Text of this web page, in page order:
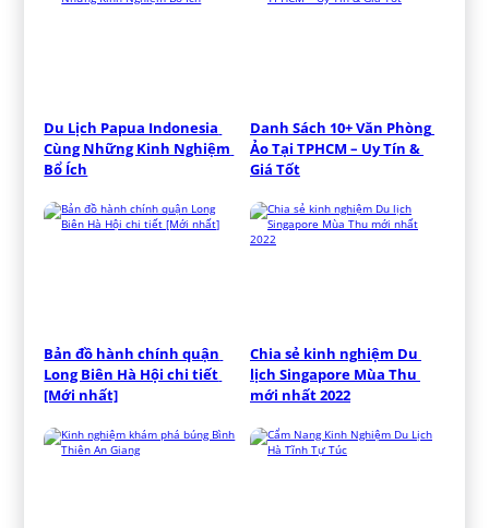
Du Lịch Papua Indonesia
Cùng Những Kinh Nghiệm
Bổ Ích
Danh Sách 10+ Văn Phòng
Ảo Tại TPHCM – Uy Tín &
Giá Tốt
Bản đồ hành chính quận
Long Biên Hà Hội chi tiết
[Mới nhất]
Chia sẻ kinh nghiệm Du
lịch Singapore Mùa Thu
mới nhất 2022